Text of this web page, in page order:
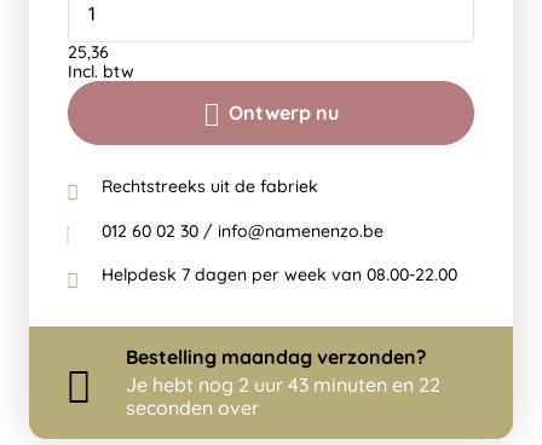
Ontwerp nu
25,36
Incl. btw
Rechtstreeks uit de fabriek
012 60 02 30 / info@namenenzo.be
Helpdesk 7 dagen per week van 08.00-22.00
Bestelling maandag verzonden?
Je hebt nog 2 uur 43 minuten en 22
seconden over